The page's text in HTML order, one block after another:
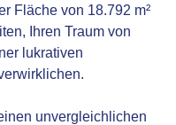
Fläche von 18.792 m²
Ihren Traum von
lukrativen
unvergleichlichen